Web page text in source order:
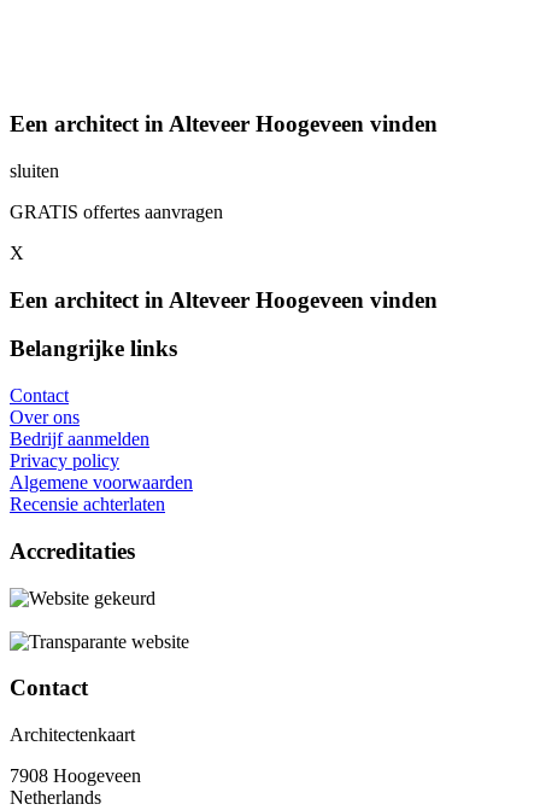
Een architect in Alteveer Hoogeveen vinden
sluiten
GRATIS offertes aanvragen
X
Een architect in Alteveer Hoogeveen vinden
Belangrijke links
Contact
Over ons
Bedrijf aanmelden
Privacy policy
Algemene voorwaarden
Recensie achterlaten
Accreditaties
Contact
Architectenkaart
7908 Hoogeveen
Netherlands